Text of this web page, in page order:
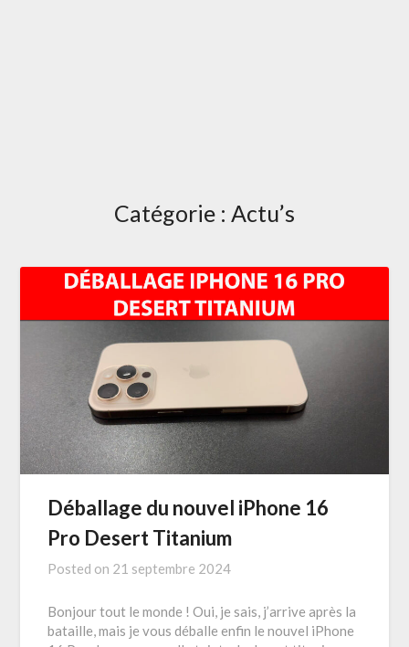
Catégorie : Actu’s
Déballage du nouvel iPhone 16
Pro Desert Titanium
Posted on 21 septembre 2024
Bonjour tout le monde ! Oui, je sais, j’arrive après la
bataille, mais je vous déballe enfin le nouvel iPhone